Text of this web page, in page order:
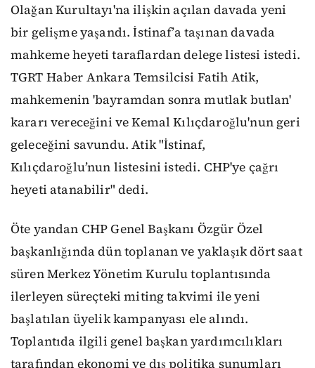
Olağan Kurultayı'na ilişkin açılan davada yeni
bir gelişme yaşandı. İstinaf’a taşınan davada
mahkeme heyeti taraflardan delege listesi istedi.
TGRT Haber Ankara Temsilcisi Fatih Atik,
mahkemenin 'bayramdan sonra mutlak butlan'
kararı vereceğini ve Kemal Kılıçdaroğlu'nun geri
geleceğini savundu. Atik "İstinaf,
Kılıçdaroğlu’nun listesini istedi. CHP'ye çağrı
heyeti atanabilir" dedi.
Öte yandan CHP Genel Başkanı Özgür Özel
başkanlığında dün toplanan ve yaklaşık dört saat
süren Merkez Yönetim Kurulu toplantısında
ilerleyen süreçteki miting takvimi ile yeni
başlatılan üyelik kampanyası ele alındı.
Toplantıda ilgili genel başkan yardımcılıkları
tarafından ekonomi ve dış politika sunumları